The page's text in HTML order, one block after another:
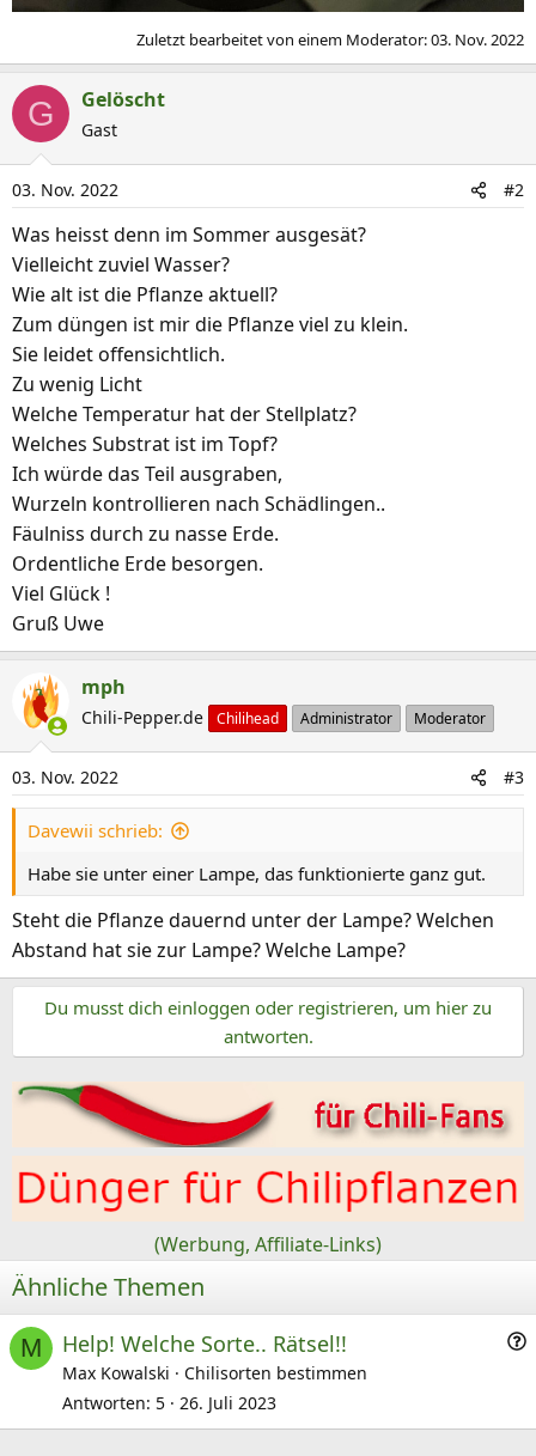
Zuletzt bearbeitet von einem Moderator:03. Nov. 2022
G Gelöscht
Gast
03. Nov. 2022 #2
Was heisst denn im Sommer ausgesät?
Vielleicht zuviel Wasser?
Wie alt ist die Pflanze aktuell?
Zum düngen ist mir die Pflanze viel zu klein.
Sie leidet offensichtlich.
Zu wenig Licht
Welche Temperatur hat der Stellplatz?
Welches Substrat ist im Topf?
Ich würde das Teil ausgraben,
Wurzeln kontrollieren nach Schädlingen..
Fäulniss durch zu nasse Erde.
Ordentliche Erde besorgen.
Viel Glück !
Gruß Uwe
mph
Chili-Pepper.de Chilihead Administrator Moderator
03. Nov. 2022 #3
Davewii schrieb:
Habe sie unter einer Lampe, das funktionierte ganz gut.
Steht die Pflanze dauernd unter der Lampe? Welchen
Abstand hat sie zur Lampe? Welche Lampe?
Du musst dich einloggen oder registrieren, um hier zu
antworten.
(Werbung, Affiliate-Links)
Ähnliche Themen
M
F
g
Help! Welche Sorte.. Rätsel!!
Max Kowalski
Chilisorten bestimmen
Antworten 5 26. Juli 2023